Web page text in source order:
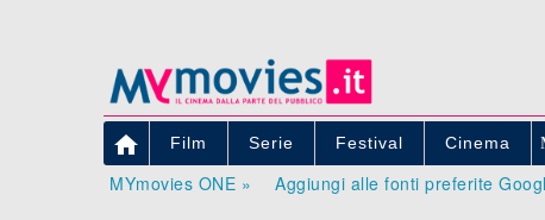
 Film Serie Festival Cinema
MYmovies ONE » Aggiungi alle fonti preferite